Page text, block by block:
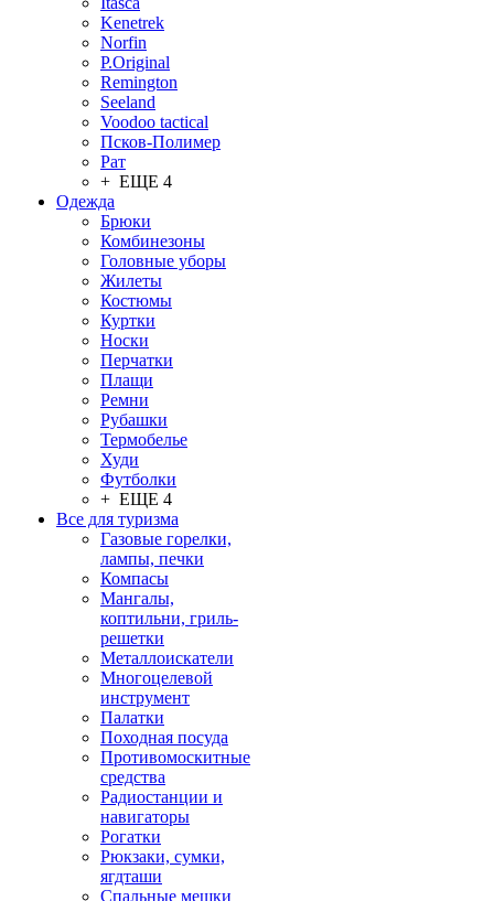
Kenetrek
Norfin
P.Original
Remington
Seeland
Voodoo tactical
Псков-Полимер
Рат
+ ЕЩЕ 4
Одежда
Брюки
Комбинезоны
Головные уборы
Жилеты
Костюмы
Куртки
Носки
Перчатки
Плащи
Ремни
Рубашки
Термобелье
Худи
Футболки
+ ЕЩЕ 4
Все для туризма
Газовые горелки,
лампы, печки
Компасы
Мангалы,
коптильни, гриль-
решетки
Металлоискатели
Многоцелевой
инструмент
Палатки
Походная посуда
Противомоскитные
средства
Радиостанции и
навигаторы
Рогатки
Рюкзаки, сумки,
ягдташи
Спальные мешки